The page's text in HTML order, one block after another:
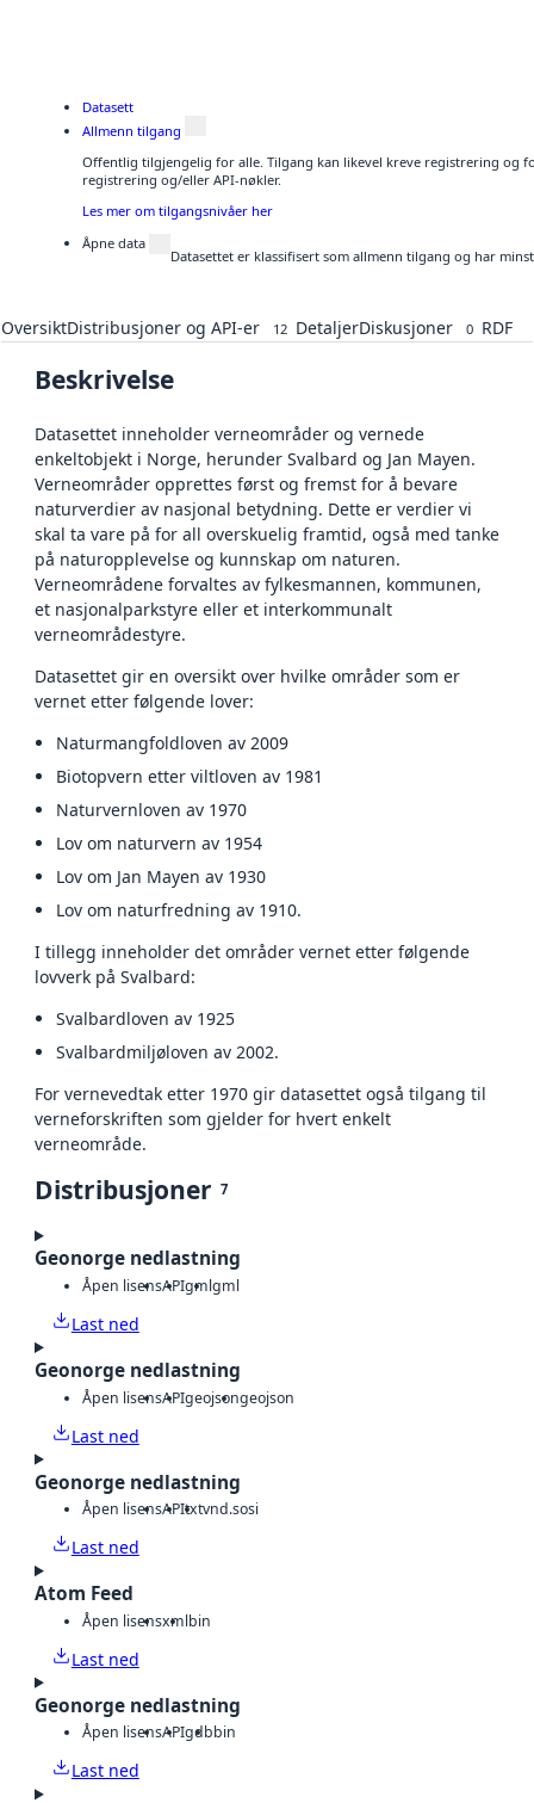
Datasett
Allmenn tilgang
Offentlig tilgjengelig for alle. Tilgang kan likevel kreve registrering og
registrering og/eller API-nøkler.
Les mer om tilgangsnivåer her
Åpne data
Datasettet er klassifisert som allmenn tilgang og har
OversiktDistribusjoner og API-er 12 DetaljerDiskusjoner 0 RDF
Beskrivelse
Datasettet inneholder verneområder og vernede
enkeltobjekt i Norge, herunder Svalbard og Jan Mayen.
Verneområder opprettes først og fremst for å bevare
naturverdier av nasjonal betydning. Dette er verdier vi
skal ta vare på for all overskuelig framtid, også med tanke
på naturopplevelse og kunnskap om naturen.
Verneområdene forvaltes av fylkesmannen, kommunen,
et nasjonalparkstyre eller et interkommunalt
verneområdestyre.
Datasettet gir en oversikt over hvilke områder som er
vernet etter følgende lover:
Naturmangfoldloven av 2009
Biotopvern etter viltloven av 1981
Naturvernloven av 1970
Lov om naturvern av 1954
Lov om Jan Mayen av 1930
Lov om naturfredning av 1910.
I tillegg inneholder det områder vernet etter følgende
lovverk på Svalbard:
Svalbardloven av 1925
Svalbardmiljøloven av 2002.
For vernevedtak etter 1970 gir datasettet også tilgang til
verneforskriften som gjelder for hvert enkelt
verneområde.
Distribusjoner 7
Geonorge nedlastning
Åpen lisensAPIgmlgml
Last ned
Geonorge nedlastning
Åpen lisensAPIgeojsongeojson
Last ned
Geonorge nedlastning
Åpen lisensAPItxtvnd.sosi
Last ned
Atom Feed
Åpen lisensxmlbin
Last ned
Geonorge nedlastning
Åpen lisensAPIgdbbin
Last ned